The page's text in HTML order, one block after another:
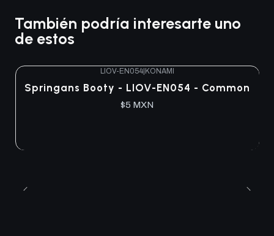
También podría interesarte uno
de estos
LIOV-EN054| KONAMI
Springans Booty - LIOV-EN054 - Common
$5 MXN